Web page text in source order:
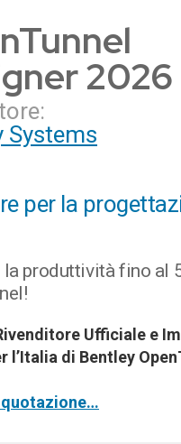
2026
Systems
per la
produttività fino al
Ufficiale e
l’Italia di Bentley